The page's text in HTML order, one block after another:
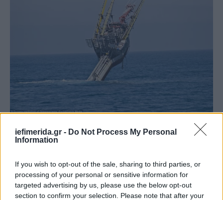
iefimerida.gr - Do Not Process My Personal
Information
If you wish to opt-out of the sale, sharing to third parties, or
processing of your personal or sensitive information for
targeted advertising by us, please use the below opt-out
section to confirm your selection. Please note that after your